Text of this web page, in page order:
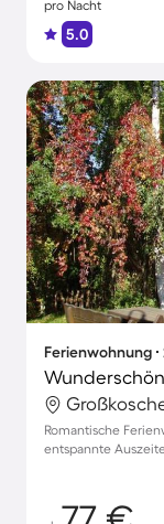
pro Nacht
5.0
Ferienwohnung ∙
Romantische
entspannte